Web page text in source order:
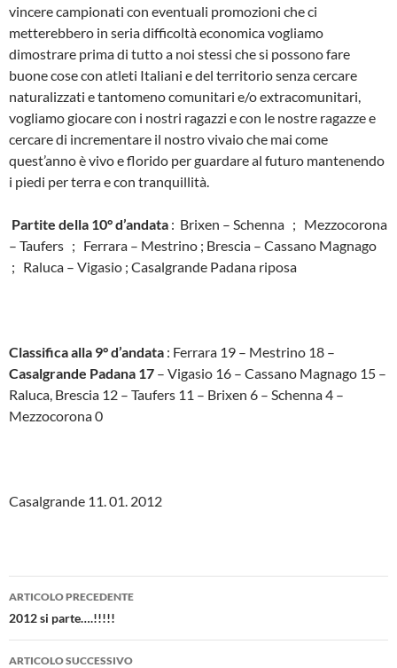
vincere campionati con eventuali promozioni che ci
metterebbero in seria difficoltà economica vogliamo
dimostrare prima di tutto a noi stessi che si possono fare
buone cose con atleti Italiani e del territorio senza cercare
naturalizzati e tantomeno comunitari e/o extracomunitari,
vogliamo giocare con i nostri ragazzi e con le nostre ragazze e
cercare di incrementare il nostro vivaio che mai come
quest’anno è vivo e florido per guardare al futuro mantenendo
i piedi per terra e con tranquillità.
Partite della 10° d’andata : Brixen – Schenna ; Mezzocorona
– Taufers ; Ferrara – Mestrino ; Brescia – Cassano Magnago
; Raluca – Vigasio ; Casalgrande Padana riposa
Classifica alla 9° d’andata : Ferrara 19 – Mestrino 18 –
Casalgrande Padana 17 – Vigasio 16 – Cassano Magnago 15 –
Raluca, Brescia 12 – Taufers 11 – Brixen 6 – Schenna 4 –
Mezzocorona 0
Casalgrande 11. 01. 2012
Navigazione
articolo
ARTICOLO PRECEDENTE
2012 si parte….!!!!!
ARTICOLO SUCCESSIVO